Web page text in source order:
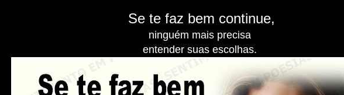
Se te faz bem continue,
ninguém mais precisa
entender suas escolhas.